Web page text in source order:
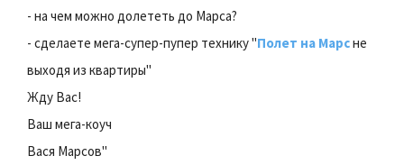
- на чем можно долететь до Марса?
- сделаете мега-супер-пупер технику "Полет на Марсне
выходя из квартиры"
Жду Вас!
Ваш мега-коуч
Вася Марсов"